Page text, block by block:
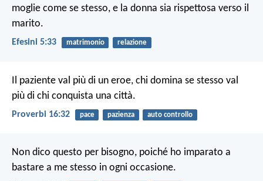
moglie come se stesso, e la donna sia rispettosa verso il
marito.
Efesini 5:33 matrimonio relazione
Il paziente val più di un eroe, chi domina se stesso val
più di chi conquista una città.
Proverbi 16:32 pace pazienza auto controllo
Non dico questo per bisogno, poiché ho imparato a
bastare a me stesso in ogni occasione.